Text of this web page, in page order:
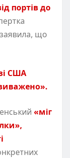
портів до
що
США
«міг